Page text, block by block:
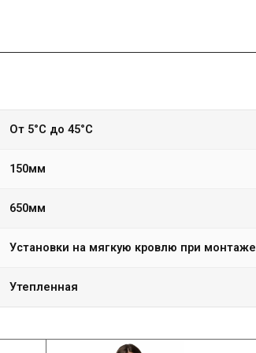
от 5°С до 45°С
150мм
650мм
Установки на мягкую кровлю при монтаже
Утепленная